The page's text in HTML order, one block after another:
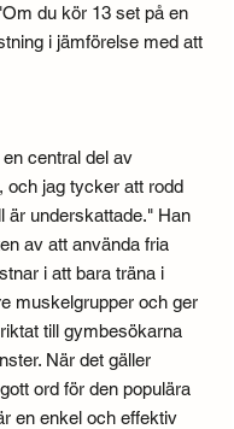
du kör 13 set på en
i jämförelse med att
central del av
och jag tycker att rodd
är underskattade." Han
av att använda fria
i att bara träna i
muskelgrupper och ger
till gymbesökarna
När det gäller
ord för den populära
en enkel och effektiv